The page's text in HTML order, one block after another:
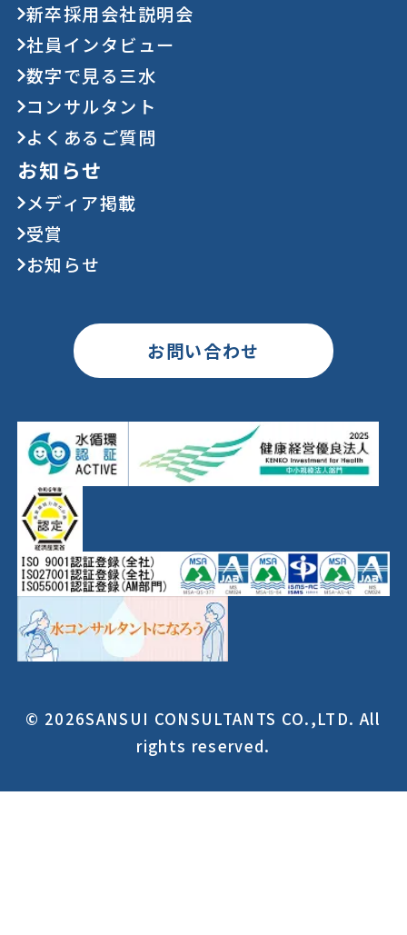
新卒採用会社説明会
社員インタビュー
数字で見る三水
コンサルタント
よくあるご質問
お知らせ
メディア掲載
受賞
お知らせ
お問い合わせ
© 2026SANSUI CONSULTANTS CO.,LTD. All
rights reserved.